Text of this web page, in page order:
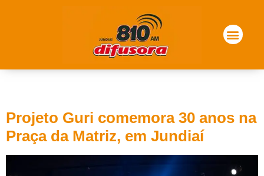
Projeto Guri comemora 30 anos na
Praça da Matriz, em Jundiaí